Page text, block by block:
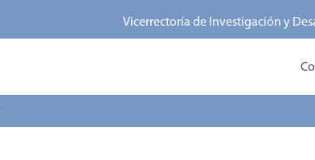
Vicerrectoría de Investigación y